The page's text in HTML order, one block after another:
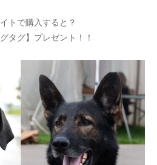
トで購入すると？
タグ】プレゼント！！